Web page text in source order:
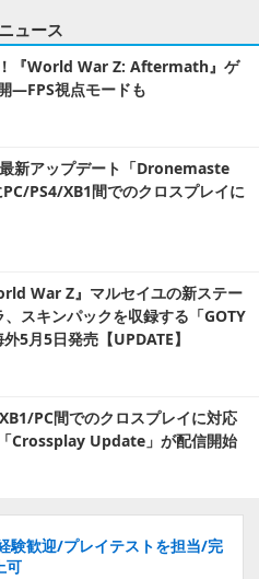
ュース
『World War Z: Aftermath』ゲ
―FPS視点モードも
新アップデート「Dronemaste
PS4/XB1間でのクロスプレイに
War Z』マルセイユの新ステー
スキンパックを収録する「GOTY
5月5日発売【UPDATE】
PC間でのクロスプレイに対応
Crossplay Update」が配信開始
験歓迎/プレイテストを担当/完
可